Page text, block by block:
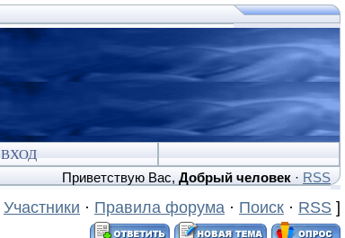
ВХОД
Приветствую Вас, Добрый человек · RSS
Участники · Правила форума · Поиск · RSS ]